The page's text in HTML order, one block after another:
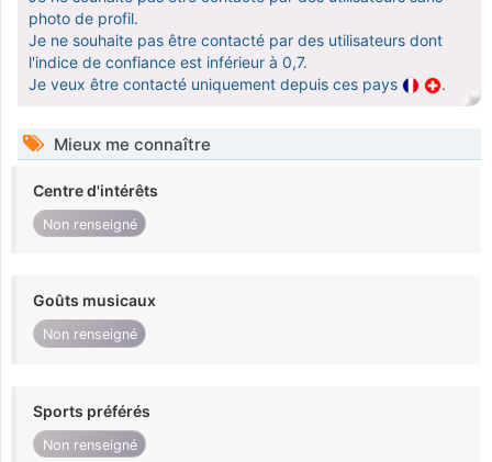
photo de profil.
Je ne souhaite pas être contacté par des utilisateurs dont
l'indice de confiance est inférieur à 0,7.
Je veux être contacté uniquement depuis ces pays
.
Mieux me connaître
Centre d'intérêts
Non renseigné
Goûts musicaux
Non renseigné
Sports préférés
Non renseigné